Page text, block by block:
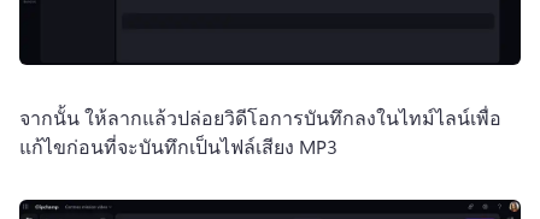
จากนั้น ให้ลากแล้วปล่อยวิดีโอการบันทึกลงในไทม์ไลน์เพื่อ
แก้ไขก่อนที่จะบันทึกเป็นไฟล์เสียง MP3